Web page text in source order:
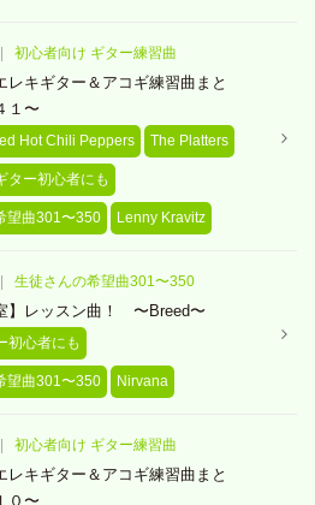
初心者向け ギター練習曲
レキギター＆アコギ練習曲まと
１〜
Hot Chili Peppers The Platters
ター初心者にも
望曲301〜350 Lenny Kravitz
生徒さんの希望曲301〜350
】レッスン曲！ 〜Breed〜
初心者にも
望曲301〜350 Nirvana
初心者向け ギター練習曲
レキギター＆アコギ練習曲まと
０〜